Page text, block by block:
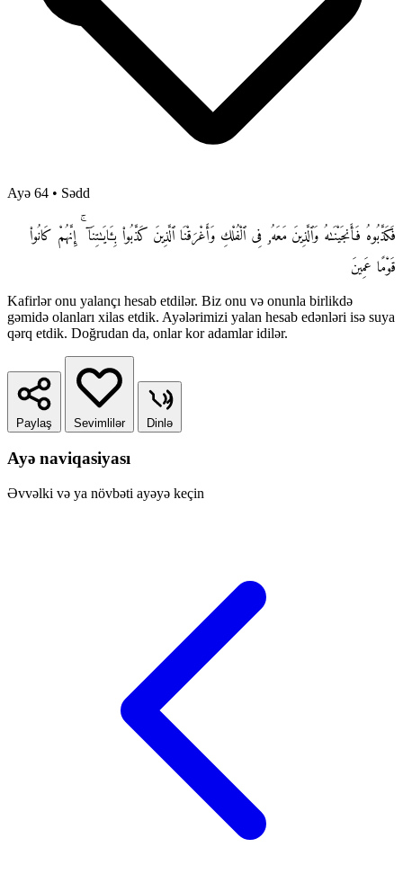
Ayə 64 • Sədd
فَكَذَّبُوهُ فَأَنجَيْنَـٰهُ وَٱلَّذِينَ مَعَهُۥ فِى ٱلْفُلْكِ وَأَغْرَقْنَا ٱلَّذِينَ كَذَّبُوا۟ بِـَٔايَـٰتِنَآ ۚ إِنَّهُمْ كَانُوا۟
قَوْمًا عَمِينَ
Kafirlər onu yalançı hesab etdilər. Biz onu və onunla birlikdə
gəmidə olanları xilas etdik. Ayələrimizi yalan hesab edənləri isə suya
qərq etdik. Doğrudan da, onlar kor adamlar idilər.
Paylaş Sevimlilər Dinlə
Ayə naviqasiyası
Əvvəlki və ya növbəti ayəyə keçin